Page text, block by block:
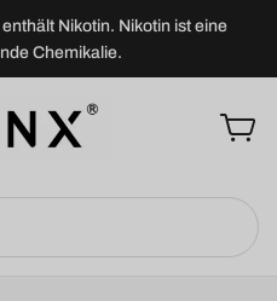
Nikotin. Nikotin ist eine
Chemikalie.